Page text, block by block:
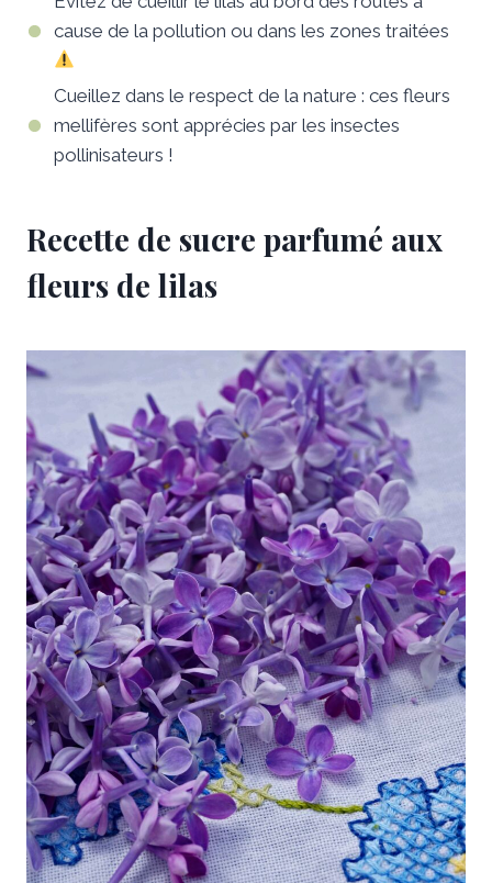
cause de la pollution ou dans les zones traitées
Cueillez dans le respect de la nature : ces fleurs
mellifères sont apprécies par les insectes
pollinisateurs !
Recette de sucre parfumé aux
fleurs de lilas